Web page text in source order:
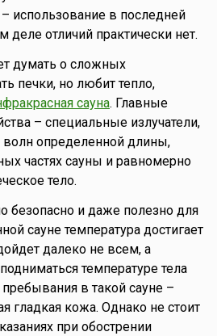
использование в последней
деле отличий практически нет.
думать о сложных
печки, но любит тепло,
сауна. Главные
– специальные излучатели,
определенной длины,
частях сауны и равномерно
тело.
безопасно и даже полезно для
сауне температура достигает
далеко не всем, а
температуре тела
в такой сауне –
гладкая кожа. Однако не стоит
при обострении